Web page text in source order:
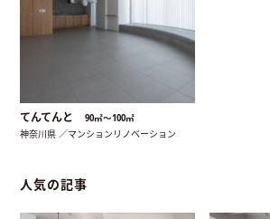
てんてんと 90㎡〜100㎡
神奈川県 ／マンションリノベーション
人気の記事